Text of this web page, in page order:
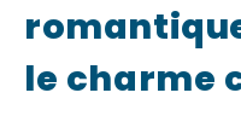
le charme